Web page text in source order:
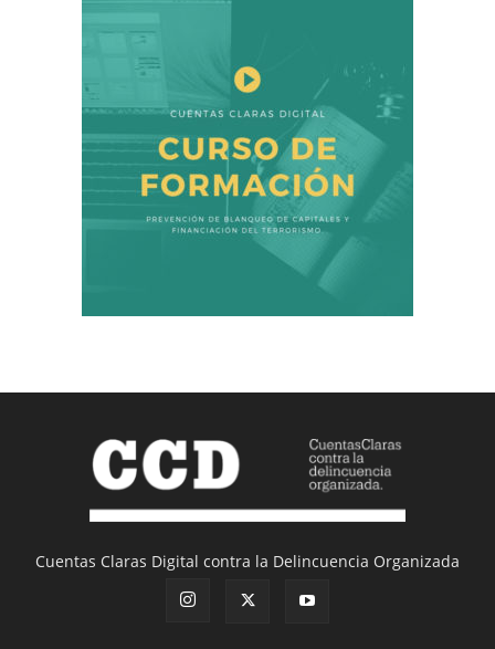
Cuentas Claras Digital contra la Delincuencia Organizada